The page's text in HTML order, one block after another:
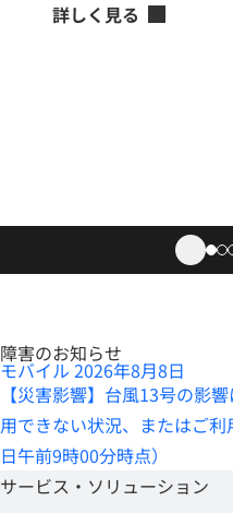
詳しく見る
障害のお知らせ
モバイル 2026年8月8日
【災害影響】台風13号の影
用できない状況、またはご
日午前9時00分時点）
サービス・ソリューション